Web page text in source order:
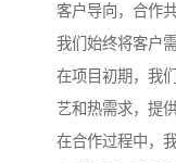
客户导向，合作
我们始终将客户
在项目初期，我
艺和热需求，提
在合作过程中，